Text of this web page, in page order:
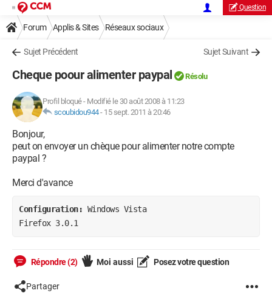
Question
Forum Applis & Sites Réseaux sociaux
Sujet Précédent Sujet Suivant
Cheque poour alimenter paypal Résolu
Profil bloqué- Modifié le 30 août 2008 à 11:23
scoubidou944- 15 sept. 2011 à 20:46
Bonjour,
peut on envoyer un chèque pour alimenter notre compte
paypal ?
Merci d'avance
Configuration: Windows Vista
Firefox 3.0.1
Répondre (2) Moi aussi Posez votre question
Partager